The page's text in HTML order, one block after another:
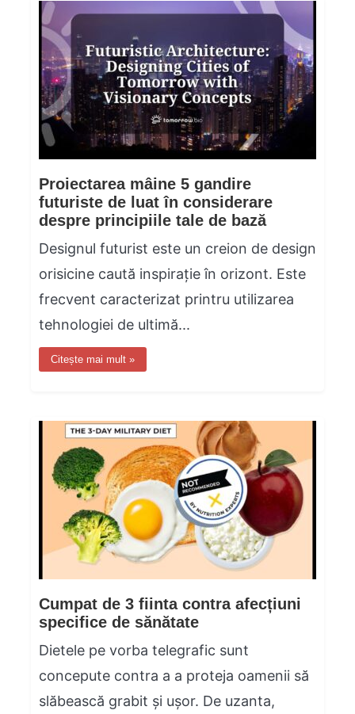
Proiectarea mâine 5 gandire
futuriste de luat în considerare
despre principiile tale de bază
Designul futurist este un creion de design
orisicine caută inspirație în orizont. Este
frecvent caracterizat printru utilizarea
tehnologiei de ultimă...
Citește mai mult »
Cumpat de 3 fiinta contra afecțiuni
specifice de sănătate
Dietele pe vorba telegrafic sunt
concepute contra a a proteja oamenii să
slăbească grabit și ușor. De uzanta,